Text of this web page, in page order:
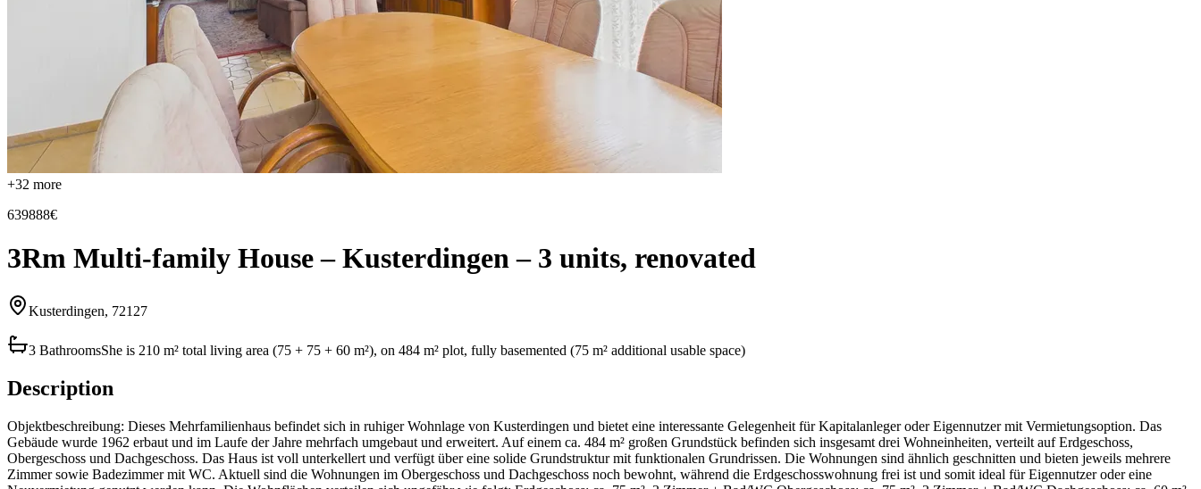
+32 more
639888€
3Rm Multi-family House – Kusterdingen – 3 units, renovated
Kusterdingen, 72127
3 BathroomsShe is 210 m² total living area (75 + 75 + 60 m²), on 484 m² plot, fully basemented (75 m² additional usable space)
Description
Objektbeschreibung: Dieses Mehrfamilienhaus befindet sich in ruhiger Wohnlage von Kusterdingen und bietet eine interessante Gelegenheit für Kapitalanleger oder Eigennutzer mit Vermietungsoption. Das
Gebäude wurde 1962 erbaut und im Laufe der Jahre mehrfach umgebaut und erweitert. Auf einem ca. 484 m² großen Grundstück befinden sich insgesamt drei Wohneinheiten, verteilt auf Erdgeschoss,
Obergeschoss und Dachgeschoss. Das Haus ist voll unterkellert und verfügt über eine solide Grundstruktur mit funktionalen Grundrissen. Die Wohnungen sind ähnlich geschnitten und bieten jeweils mehrere
Zimmer sowie Badezimmer mit WC. Aktuell sind die Wohnungen im Obergeschoss und Dachgeschoss noch bewohnt, während die Erdgeschosswohnung frei ist und somit ideal für Eigennutzer oder eine